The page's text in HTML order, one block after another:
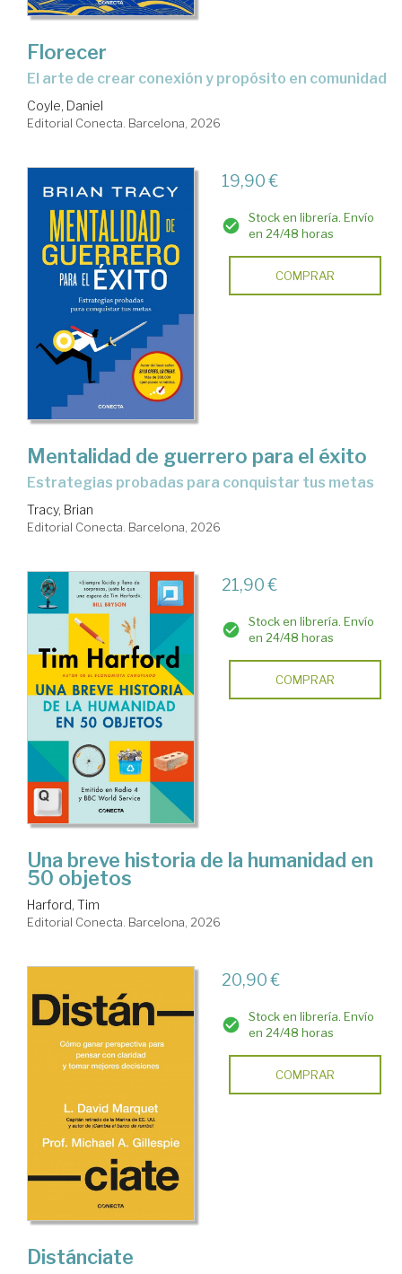
Florecer
El arte de crear conexión y propósito en comunidad
Coyle, Daniel
Editorial Conecta. Barcelona, 2026
19,90 €
Stock en librería. Envío
en 24/48 horas
COMPRAR
Mentalidad de guerrero para el éxito
Estrategias probadas para conquistar tus metas
Tracy, Brian
Editorial Conecta. Barcelona, 2026
21,90 €
Stock en librería. Envío
en 24/48 horas
COMPRAR
Una breve historia de la humanidad en
50 objetos
Harford, Tim
Editorial Conecta. Barcelona, 2026
20,90 €
Stock en librería. Envío
en 24/48 horas
COMPRAR
Distánciate